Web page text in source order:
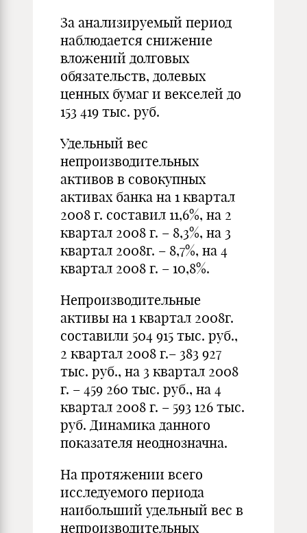
За анализируемый период
наблюдается снижение
вложений долговых
обязательств, долевых
ценных бумаг и векселей до
153 419 тыс. руб.
Удельный вес
непроизводительных
активов в совокупных
активах банка на 1 квартал
2008 г. составил 11,6%, на 2
квартал 2008 г. – 8,3%, на 3
квартал 2008г. – 8,7%, на 4
квартал 2008 г. – 10,8%.
Непроизводительные
активы на 1 квартал 2008г.
составили 504 915 тыс. руб.,
2 квартал 2008 г.– 383 927
тыс. руб., на 3 квартал 2008
г. – 459 260 тыс. руб., на 4
квартал 2008 г. – 593 126 тыс.
руб. Динамика данного
показателя неоднозначна.
На протяжении всего
исследуемого периода
наибольший удельный вес в
непроизводительных